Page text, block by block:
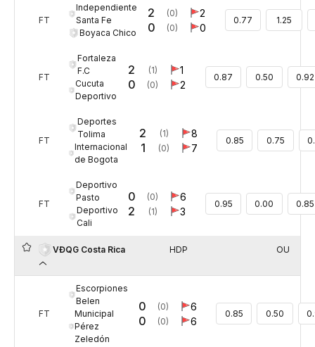
FT
Independiente
Santa Fe
Boyaca Chico
2
0
(0)
(0)
2
0
0.77 1.25
FT
Fortaleza
F.C
Cucuta
Deportivo
2
0
(1)
(0)
1
2
0.87 0.50 0.92
FT
Deportes
Tolima
Internacional
de Bogota
2
1
(1)
(0)
8
7
0.85 0.75
FT
Deportivo
Pasto
Deportivo
Cali
0
2
(0)
(1)
6
3
0.95 0.00 0.85
VĐQG Costa Rica HDP OU
FT
Escorpiones
Belen
Municipal
Pérez
Zeledón
0
0
(0)
(0)
6
6
0.85 0.50